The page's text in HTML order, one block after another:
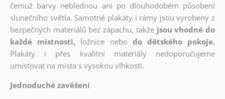
čemuž barvy neblednou ani po dlouhodobém působení
slunečního světla. Samotné plakáty i rámy jsou vyrobeny z
bezpečných materiálů bez zápachu, takže jsou vhodné do
každé místnosti, ložnice nebo do dětského pokoje.
Plakáty i přes kvalitní materiály nedoporučujeme
umisťovat na místa s vysokou vlhkostí.
Jednoduché zavěšení